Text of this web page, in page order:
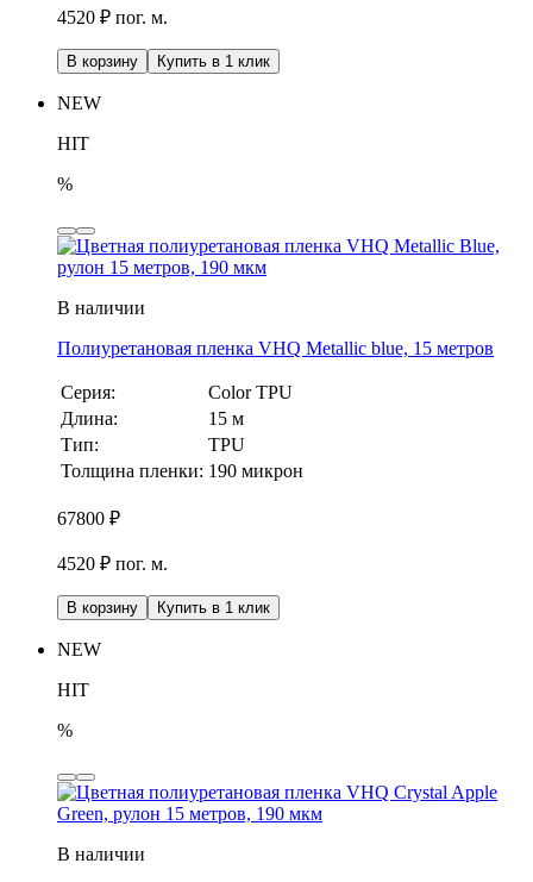
4520 ₽ пог. м.
В корзину Купить в 1 клик
NEW
HIT
%
В наличии
Полиуретановая пленка VHQ Metallic blue, 15 метров
Серия:
Color TPU
Длина:
15 м
Тип:
TPU
Толщина пленки: 190 микрон
67800 ₽
4520 ₽ пог. м.
В корзину Купить в 1 клик
NEW
HIT
%
В наличии